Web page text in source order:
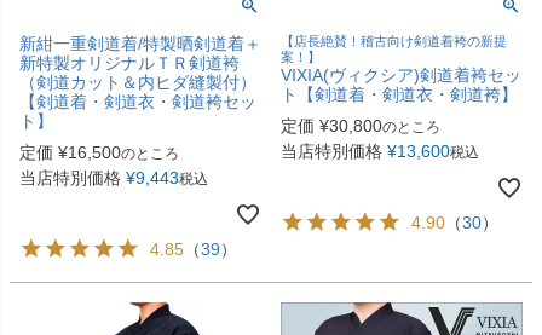
新紺一重剣道着/特製晒剣道着＋
新特製オリジナルＴＲ剣道袴
（剣道カット＆内ヒダ縫製付）
【剣道着・剣道衣・剣道袴セッ
ト】
定価 ¥16,500のところ
当店特別価格 ¥9,443税込
4.85 （39）
【店長絶賛！稽古向け剣道着袴の新提
案！】
VIXIA(ヴィクシア)剣道着袴セッ
ト【剣道着・剣道衣・剣道袴】
定価 ¥30,800のところ
当店特別価格 ¥13,600税込
4.90 （30）